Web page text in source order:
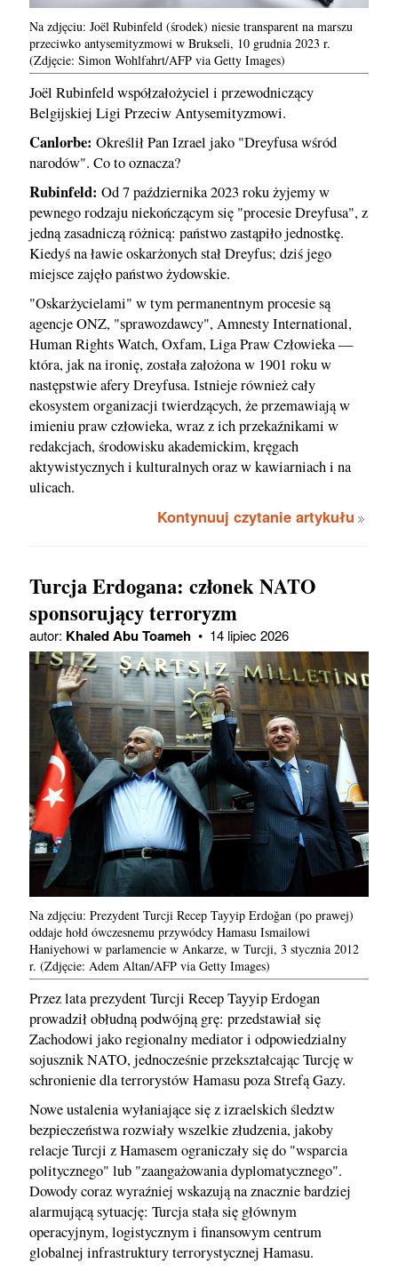
Na zdjęciu: Joël Rubinfeld (środek) niesie transparent na marszu
przeciwko antysemityzmowi w Brukseli, 10 grudnia 2023 r.
(Zdjęcie: Simon Wohlfahrt/AFP via Getty Images)
Joël Rubinfeld współzałożyciel i przewodniczący
Belgijskiej Ligi Przeciw Antysemityzmowi.
Canlorbe: Określił Pan Izrael jako "Dreyfusa wśród
narodów". Co to oznacza?
Rubinfeld: Od 7 października 2023 roku żyjemy w
pewnego rodzaju niekończącym się "procesie Dreyfusa", z
jedną zasadniczą różnicą: państwo zastąpiło jednostkę.
Kiedyś na ławie oskarżonych stał Dreyfus; dziś jego
miejsce zajęło państwo żydowskie.
"Oskarżycielami" w tym permanentnym procesie są
agencje ONZ, "sprawozdawcy", Amnesty International,
Human Rights Watch, Oxfam, Liga Praw Człowieka —
która, jak na ironię, została założona w 1901 roku w
następstwie afery Dreyfusa. Istnieje również cały
ekosystem organizacji twierdzących, że przemawiają w
imieniu praw człowieka, wraz z ich przekaźnikami w
redakcjach, środowisku akademickim, kręgach
aktywistycznych i kulturalnych oraz w kawiarniach i na
ulicach.
Kontynuuj czytanie artykułu
Turcja Erdogana: członek NATO
sponsorujący terroryzm
autor: Khaled Abu Toameh • 14 lipiec 2026
Na zdjęciu: Prezydent Turcji Recep Tayyip Erdoğan (po prawej)
oddaje hołd ówczesnemu przywódcy Hamasu Ismailowi ​​
Haniyehowi w parlamencie w Ankarze, w Turcji, 3 stycznia 2012
r. (Zdjęcie: Adem Altan/AFP via Getty Images)
Przez lata prezydent Turcji Recep Tayyip Erdogan
prowadził obłudną podwójną grę: przedstawiał się
Zachodowi jako regionalny mediator i odpowiedzialny
sojusznik NATO, jednocześnie przekształcając Turcję w
schronienie dla terrorystów Hamasu poza Strefą Gazy.
Nowe ustalenia wyłaniające się z izraelskich śledztw
bezpieczeństwa rozwiały wszelkie złudzenia, jakoby
relacje Turcji z Hamasem ograniczały się do "wsparcia
politycznego" lub "zaangażowania dyplomatycznego".
Dowody coraz wyraźniej wskazują na znacznie bardziej
alarmującą sytuację: Turcja stała się głównym
operacyjnym, logistycznym i finansowym centrum
globalnej infrastruktury terrorystycznej Hamasu.